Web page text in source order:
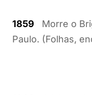
1859 Morre o
Paulo. (Folhas,